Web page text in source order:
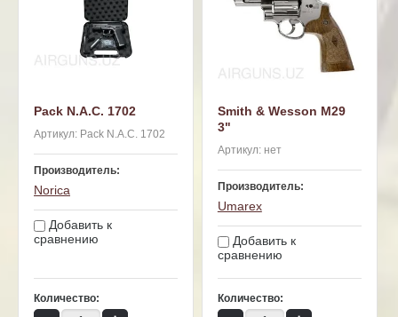
Pack N.A.C. 1702
Артикул: Pack N.A.C. 1702
Производитель:
Norica
Добавить к
сравнению
Количество:
Smith & Wesson M29
3"
Артикул:нет
Производитель:
Umarex
Добавить к
сравнению
Количество: